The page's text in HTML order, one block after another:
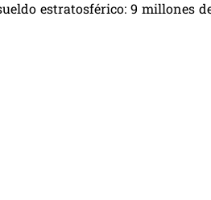
estratosférico: 9 millones